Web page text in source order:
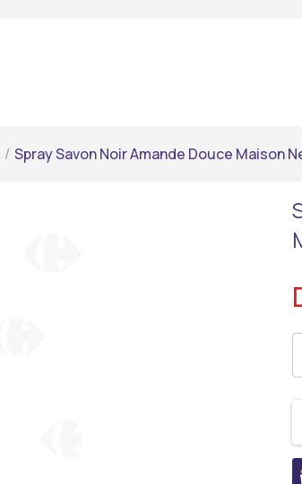
/ Spray Savon Noir Amande Douce Maison